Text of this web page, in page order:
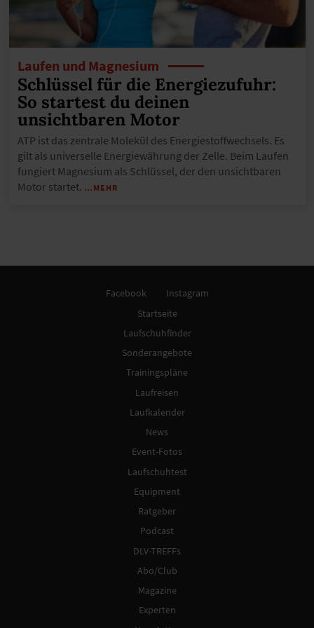
Laufen und Magnesium
Schlüssel für die Energiezufuhr:
So startest du deinen
unsichtbaren Motor
ATP ist das zentrale Molekül des Energiestoffwechsels. Es
gilt als universelle Energiewährung der Zelle. Beim Laufen
fungiert Magnesium als Schlüssel, der den unsichtbaren
Motor startet. …MEHR
Facebook
Instagram
Startseite
Laufschuhfinder
Sonderangebote
Trainingspläne
Laufreisen
Laufkalender
News
Event-Fotos
Laufschuhtest
Equipment
Ratgeber
Podcast
DLV-TREFFs
Abo/Club
Magazine
Experten